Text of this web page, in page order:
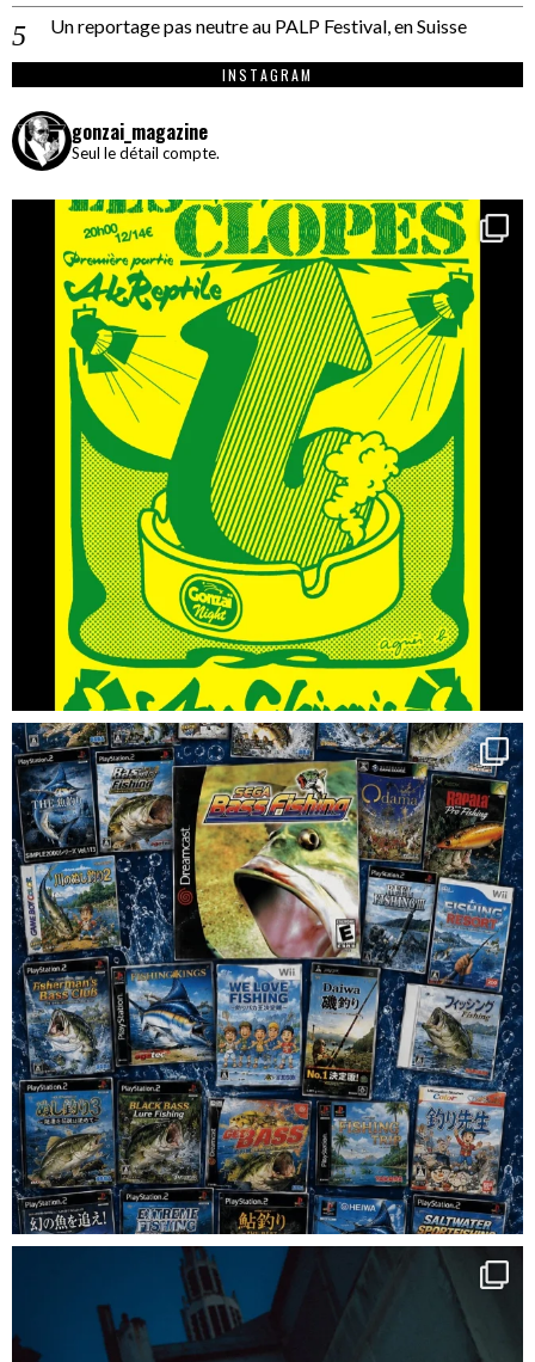
Un reportage pas neutre au PALP Festival, en Suisse
INSTAGRAM
gonzai_magazine
Seul le détail compte.